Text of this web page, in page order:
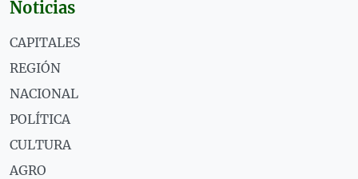
Noticias
CAPITALES
REGIÓN
NACIONAL
POLÍTICA
CULTURA
AGRO